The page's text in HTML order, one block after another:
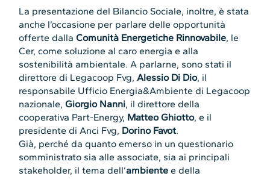
La presentazione del Bilancio Sociale, inoltre, è stata
anche l’occasione per parlare delle opportunità
offerte dallaComunità Energetiche Rinnovabile, le
Cer, come soluzione al caro energia e alla
sostenibilità ambientale. A parlarne, sono stati il
direttore di Legacoop Fvg,Alessio Di Dio, il
responsabile Ufficio Energia&Ambiente di Legacoop
nazionale,Giorgio Nanni, il direttore della
cooperativa Part-Energy, Matteo Ghiotto, e il
presidente di Anci Fvg, Dorino Favot.
Già, perché da quanto emerso in un questionario
somministrato sia alle associate, sia ai principali
stakeholder, il tema dell’ambiente e della